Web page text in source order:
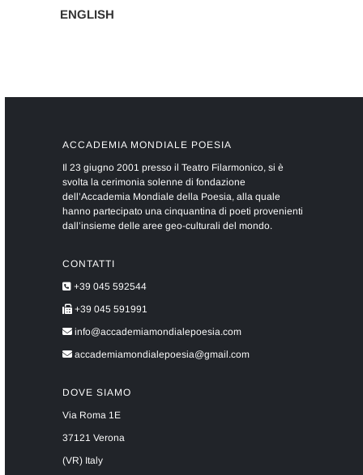
ENGLISH
ACCADEMIA MONDIALE POESIA
Il 23 giugno 2001 presso il Teatro Filarmonico, si è
svolta la cerimonia solenne di fondazione
dell’Accademia Mondiale della Poesia, alla quale
hanno partecipato una cinquantina di poeti provenienti
dall’insieme delle aree geo-culturali del mondo.
CONTATTI
+39 045 592544
+39 045 591991
info@accademiamondialepoesia.com
accademiamondialepoesia@gmail.com
DOVE SIAMO
Via Roma 1E
37121 Verona
(VR) Italy